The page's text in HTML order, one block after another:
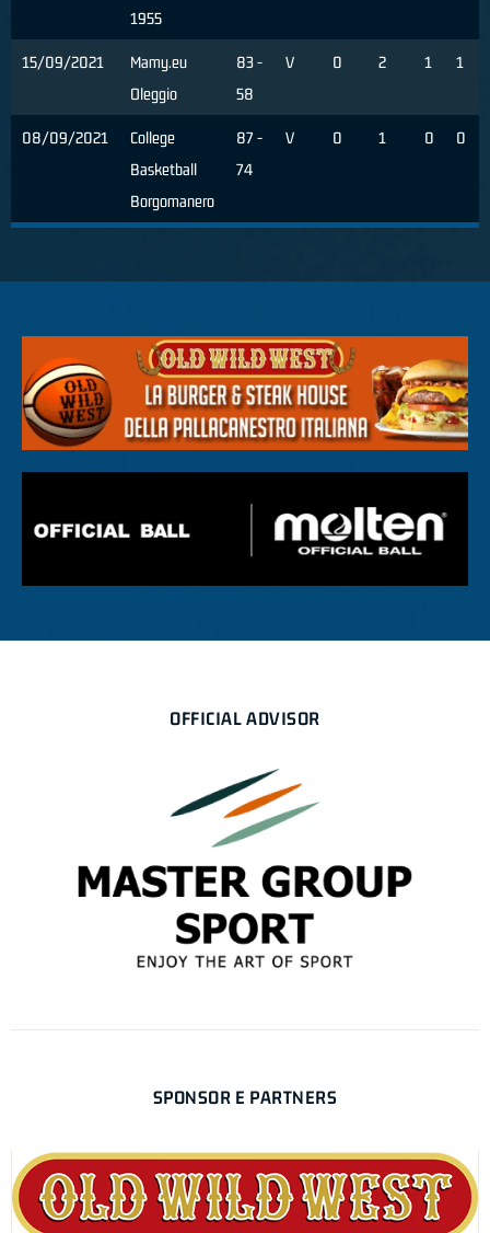
1955
15/09/2021
Mamy.eu
Oleggio
83 -
58
V 0 2 1 1
08/09/2021
College
Basketball
Borgomanero
87 -
74
V 0 1 0 0
OFFICIAL ADVISOR
SPONSOR E PARTNERS